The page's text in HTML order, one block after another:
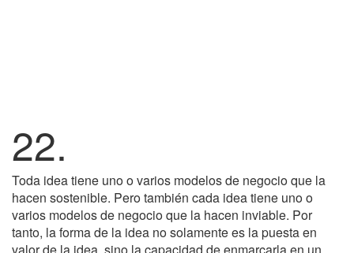
22.
Toda idea tiene uno o varios modelos de negocio que la
hacen sostenible. Pero también cada idea tiene uno o
varios modelos de negocio que la hacen inviable. Por
tanto, la forma de la idea no solamente es la puesta en